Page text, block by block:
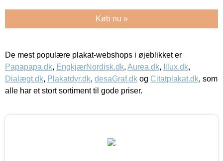
Køb nu »
De mest populære plakat-webshops i øjeblikket er
Papapapa.dk, EngkjærNordisk.dk, Aurea.dk, Illux.dk,
Dialægt.dk, Plakatdyr.dk, desaGraf.dk og Citatplakat.dk, som
alle har et stort sortiment til gode priser.